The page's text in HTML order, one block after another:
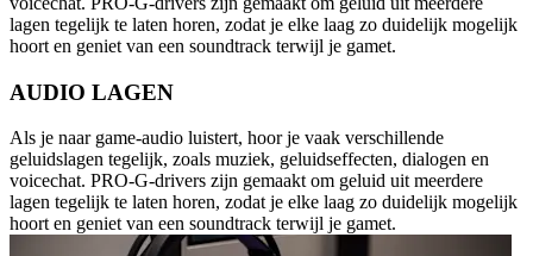
lagen tegelijk te laten horen, zodat je elke laag zo duidelijk mogelijk
hoort en geniet van een soundtrack terwijl je gamet.
AUDIO LAGEN
Als je naar game-audio luistert, hoor je vaak verschillende
geluidslagen tegelijk, zoals muziek, geluidseffecten, dialogen en
voicechat. PRO-G-drivers zijn gemaakt om geluid uit meerdere
lagen tegelijk te laten horen, zodat je elke laag zo duidelijk mogelijk
hoort en geniet van een soundtrack terwijl je gamet.